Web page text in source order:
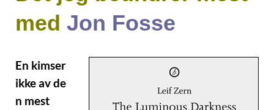
med Jon Fosse
En kimser
ikke av de
n mest